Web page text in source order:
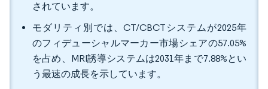
されています。
モダリティ別では、CT/CBCTシステムが2025年
のフィデューシャルマーカー市場シェアの57.05%
を占め、MRI誘導システムは2031年まで7.88%とい
う最速の成長を示しています。